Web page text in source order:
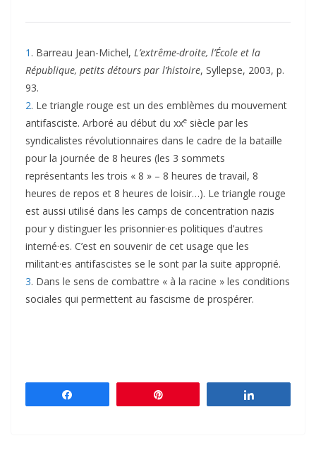
1 . Barreau Jean-Michel, L’extrême-droite, l’École et la
République, petits détours par l’histoire, Syllepse, 2003, p.
93.
2. Le triangle rouge est un des emblèmes du mouvement
antifasciste. Arboré au début du xxe siècle par les
syndicalistes révolutionnaires dans le cadre de la bataille
pour la journée de 8 heures (les 3 sommets
représentants les trois « 8 » – 8 heures de travail, 8
heures de repos et 8 heures de loisir…). Le triangle rouge
est aussi utilisé dans les camps de concentration nazis
pour y distinguer les prisonnier·es politiques d’autres
interné·es. C’est en souvenir de cet usage que les
militant·es antifascistes se le sont par la suite approprié.
3. Dans le sens de combattre « à la racine » les conditions
sociales qui permettent au fascisme de prospérer.